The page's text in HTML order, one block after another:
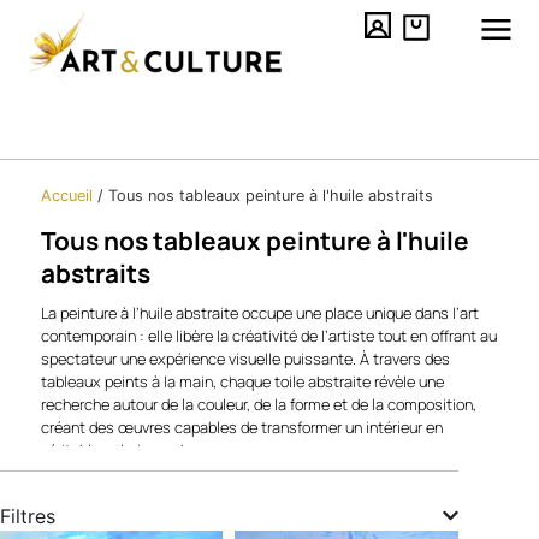
Accueil / Tous nos tableaux peinture à l'huile abstraits
Tous nos tableaux peinture à l'huile
abstraits
La peinture à l’huile abstraite occupe une place unique dans l’art
contemporain : elle libère la créativité de l’artiste tout en offrant au
spectateur une expérience visuelle puissante. À travers des
tableaux peints à la main, chaque toile abstraite révèle une
recherche autour de la couleur, de la forme et de la composition,
créant des œuvres capables de transformer un intérieur en
véritable galerie moderne.
Qu’il s’agisse d’un tableau abstrait en grand format pour habiller un
encore d’une pièce forte destinée à un bureau, ces créations
Filtres